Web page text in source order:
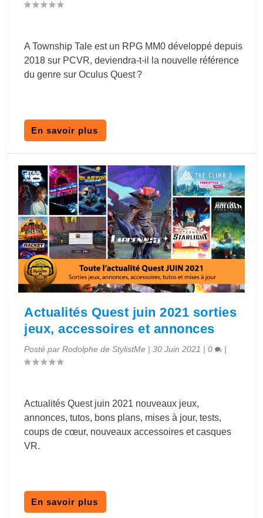
A Township Tale est un RPG MM0 développé depuis
2018 sur PCVR, deviendra-t-il la nouvelle référence
du genre sur Oculus Quest ?
En savoir plus
Actualités Quest juin 2021 sorties
jeux, accessoires et annonces
Posté parRodolphe de StylistMe |30 Juin 2021 |0 |
Actualités Quest juin 2021 nouveaux jeux,
annonces, tutos, bons plans, mises à jour, tests,
coups de cœur, nouveaux accessoires et casques
VR.
En savoir plus